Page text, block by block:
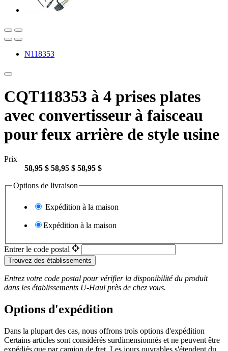
N118353
CQT118353 à 4 prises plates
avec convertisseur à faisceau
pour feux arrière de style usine
Prix
58,95 $ 58,95 $ 58,95 $
Options de livraison
Expédition à la maison
Expédition à la maison
Entrer le code postal
Trouvez des établissements
Entrez votre code postal pour vérifier la disponibilité du produit
dans les établissements U-Haul près de chez vous.
Options d'expédition
Dans la plupart des cas, nous offrons trois options d'expédition
Certains articles sont considérés surdimensionnés et ne peuvent être
expédiés que par camion de fret. Les jours ouvrables s'étendent du